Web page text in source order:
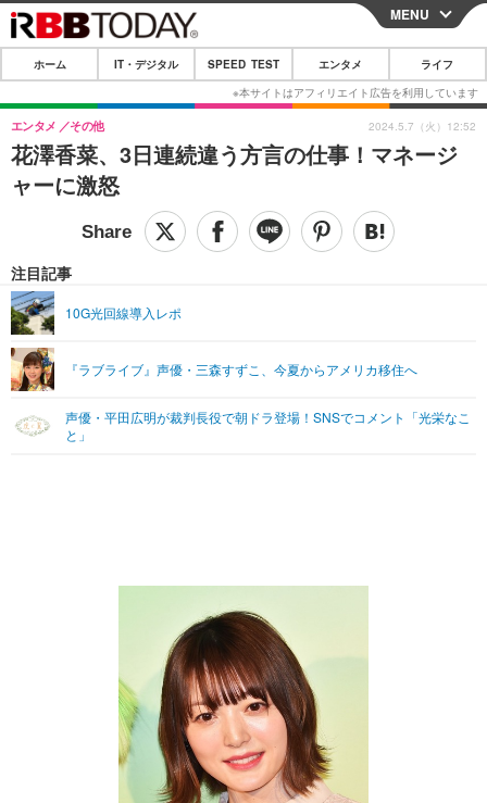
CLOSE
ホーム
IT・デジタル
IT・デジタルTOP スマートフォン
ショッピング その他
SPEED TEST
エンタメTOP 映画・ドラマ
グラビア ブログ
ショッピング その他
ライフTOP
リリース一覧
プッシュ通知の停止方法
MENU
ホーム IT・デジタル SPEED TEST エンタメ ライフ
花澤香菜、3日連続違う方言の仕事！マネージ
ャーに激怒
エンタメ その他
注目記事
10G光回線導入レポ
『ラブライブ』声優・三森すずこ、今夏からアメリカ移住へ
声優・平田広明が裁判長役で朝ドラ登場！SNSでコメント「光栄なこ
と」
2024.5.7（火）12:52